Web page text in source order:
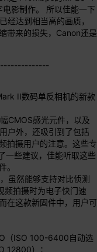
影制作。 所以佳能一下
达到相当高的画质，
带来的损失，Canon还是
II数码单反相机的新款
CMOS感光元件，以及
户外，还吸引到了包括
拍摄用户的注意。这些专
一些建议，佳能听取这些
。
虽然能够支持对比侦测
频拍摄时为电子快门速
在这款新固件中，用户可
（ISO 100-6400自动选
12800）；